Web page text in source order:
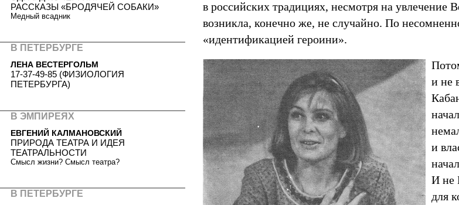
в российских традициях, несмотря на увлечение
возникла, конечно же, не случайно. По
«идентификацией героини».
и не
и
И не
для
РАССКАЗЫ «БРОДЯЧЕЙ СОБАКИ»
Медный всадник
В ПЕТЕРБУРГЕ
ЛЕНА ВЕСТЕРГОЛЬМ
17-37-49-85 (ФИЗИОЛОГИЯ
ПЕТЕРБУРГА)
В ЭМПИРЕЯХ
ЕВГЕНИЙ КАЛМАНОВСКИЙ
ПРИРОДА ТЕАТРА И ИДЕЯ
ТЕАТРАЛЬНОСТИ
Смысл жизни? Смысл театра?
В ПЕТЕРБУРГЕ